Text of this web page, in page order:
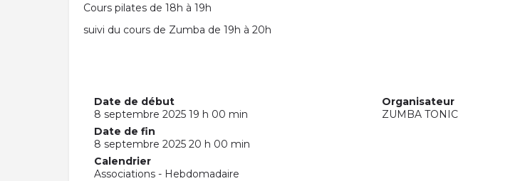
Cours pilates de 18h à 19h
suivi du cours de Zumba de 19h à 20h
Date de début
8 septembre 2025 19 h 00 min
Date de fin
8 septembre 2025 20 h 00 min
Calendrier
Associations - Hebdomadaire
Organisateur
ZUMBA TONIC